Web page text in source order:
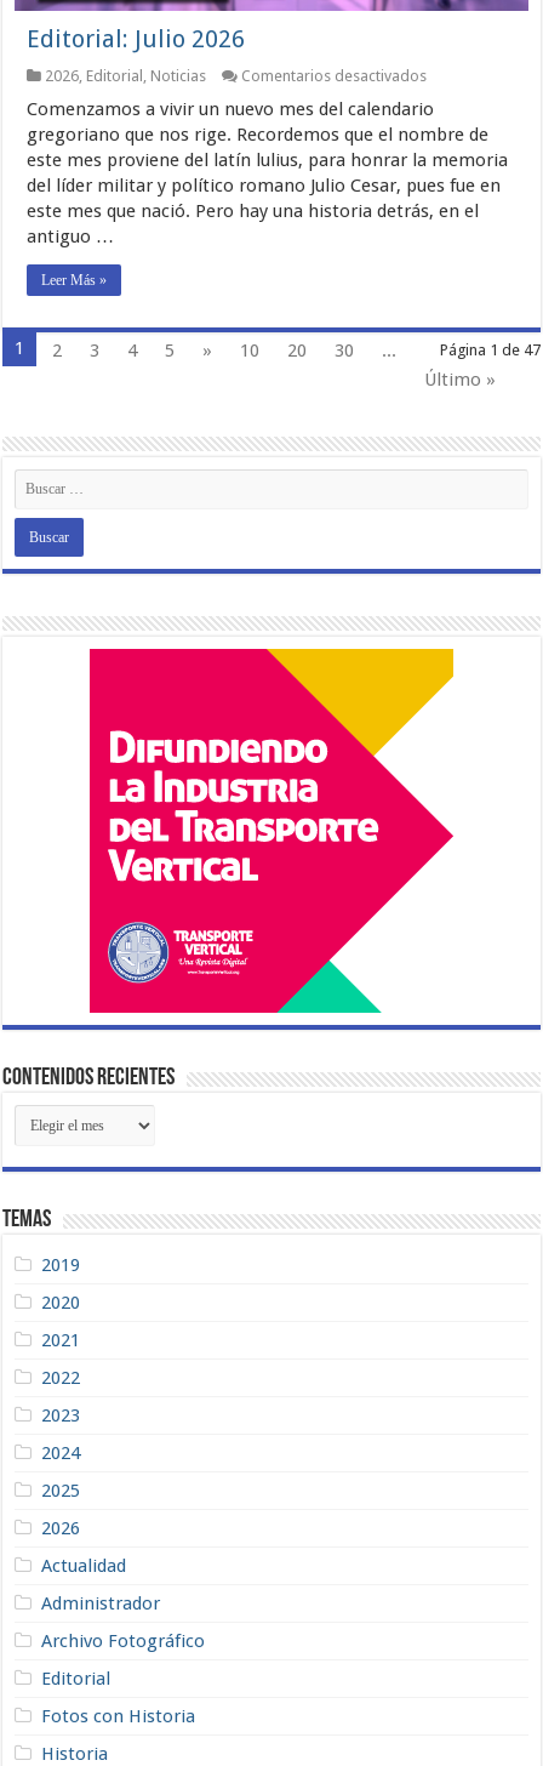
Editorial: Julio 2026
2026 Editorial Noticias Comentarios desactivadosen
Julio
2026
Comenzamos a vivir un nuevo mes del calendario
gregoriano que nos rige. Recordemos que el nombre de
este mes proviene del latín lulius, para honrar la memoria
del líder militar y político romano Julio Cesar, pues fue en
este mes que nació. Pero hay una historia detrás, en el
antiguo …
Leer Más »
Página 1 de 47
1 2 3 4 5 » 10 20 30
...
Último »
Contenidos Recientes
Contenidos
Recientes
Temas
2019
2020
2021
2022
2023
2024
2025
2026
Actualidad
Administrador
Archivo Fotográfico
Editorial
Fotos con Historia
Historia